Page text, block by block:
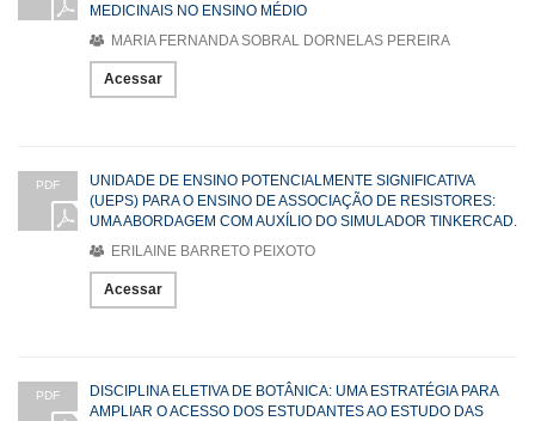
MEDICINAIS NO ENSINO MÉDIO
MARIA FERNANDA SOBRAL DORNELAS PEREIRA
Acessar
PDF
UNIDADE DE ENSINO POTENCIALMENTE SIGNIFICATIVA
(UEPS) PARA O ENSINO DE ASSOCIAÇÃO DE RESISTORES:
UMA ABORDAGEM COM AUXÍLIO DO SIMULADOR TINKERCAD.
ERILAINE BARRETO PEIXOTO
Acessar
PDF
DISCIPLINA ELETIVA DE BOTÂNICA: UMA ESTRATÉGIA PARA
AMPLIAR O ACESSO DOS ESTUDANTES AO ESTUDO DAS